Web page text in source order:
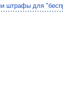
штрафы для